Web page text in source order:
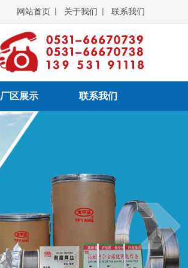
网站首页 关于我们 联系我们
厂区展示 联系我们